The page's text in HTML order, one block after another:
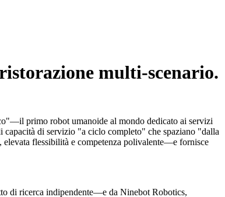
multi-scenario.
primo robot umanoide al mondo dedicato ai servizi
di servizio "a ciclo completo" che spaziano "dalla
flessibilità e competenza polivalente—e fornisce
di ricerca indipendente—e da Ninebot Robotics,